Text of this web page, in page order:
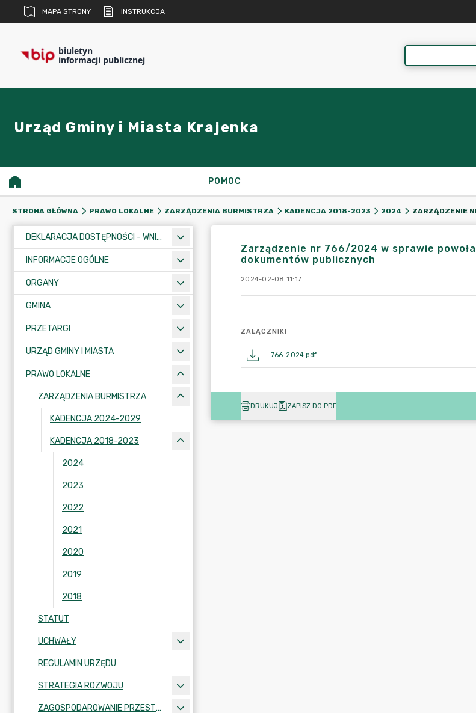
MAPA STRONY INSTRUKCJA
biuletyn
informacji publicznej
Urząd Gminy i Miasta Krajenka
POMOC
STRONA GŁÓWNA PRAWO LOKALNE ZARZĄDZENIA BURMISTRZA KADENCJA 2018-2023 2024
DEKLARACJA DOSTĘPNOŚCI - WNIOSEK
INFORMACJE OGÓLNE
ORGANY
GMINA
PRZETARGI
URZĄD GMINY I MIASTA
PRAWO LOKALNE
ZARZĄDZENIA BURMISTRZA
KADENCJA 2024-2029
KADENCJA 2018-2023
2024
2023
2022
2021
2020
2019
2018
STATUT
UCHWAŁY
REGULAMIN URZĘDU
STRATEGIA ROZWOJU
ZAGOSPODAROWANIE PRZESTRZENNE
Zarządzenie nr 766/2024 w sprawie
dokumentów publicznych
2024-02-08 11:17
ZAŁĄCZNIKI
766-2024.pdf
DRUKUJ ZAPISZ DO PDF